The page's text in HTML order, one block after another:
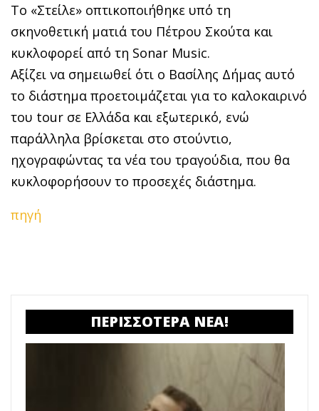
Το «Στείλε» οπτικοποιήθηκε υπό τη
σκηνοθετική ματιά του Πέτρου Σκούτα και
κυκλοφορεί από τη Sonar Music.
Αξίζει να σημειωθεί ότι ο Βασίλης Δήμας αυτό
το διάστημα προετοιμάζεται για το καλοκαιρινό
του tour σε Ελλάδα και εξωτερικό, ενώ
παράλληλα βρίσκεται στο στούντιο,
ηχογραφώντας τα νέα του τραγούδια, που θα
κυκλοφορήσουν το προσεχές διάστημα.
πηγή
ΠΕΡΙΣΣΟΤΕΡΑ ΝΕΑ!